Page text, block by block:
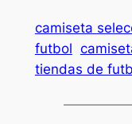
camiseta
futbol
tiendas de